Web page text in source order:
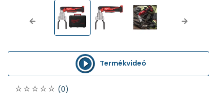
Termékvideó
Previous Next
(0)